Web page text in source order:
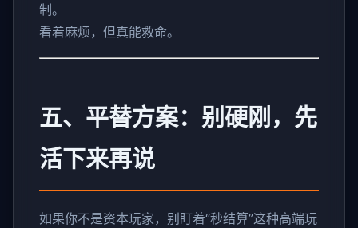
制。
看着麻烦，但真能救命。
五、平替方案：别硬刚，先
活下来再说
如果你不是资本玩家，别盯着“秒结算”这种高端玩